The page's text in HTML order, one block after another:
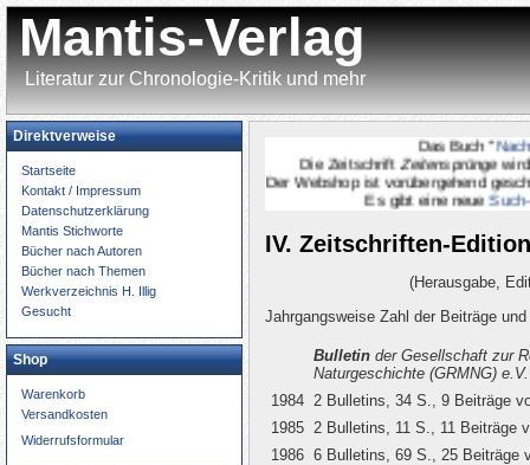
Mantis-Verlag
Literatur zur Chronologie-Kritik und mehr
Das Buch "Nachruf
Die ZeitschriftZeitensprüngewird
Der Webshop ist vorübergehend
Es gibt eine neueSuch-
IV. Zeitschriften-
(Herausgabe,
Jahrgangsweise Zahl der Beiträge
Bulletin der Gesellschaft zur
Naturgeschichte (GRMNG) e.V.
1984 2 Bulletins, 34 S., 9 Beiträge
1985 2 Bulletins, 11 S., 11 Beiträge
1986 6 Bulletins, 69 S., 25 Beiträge
Direktverweise
Startseite
Kontakt / Impressum
Datenschutzerklärung
Mantis Stichworte
Bücher nach Autoren
Bücher nach Themen
Werkverzeichnis H. Illig
Gesucht
Shop
Warenkorb
Versandkosten
Widerrufsformular